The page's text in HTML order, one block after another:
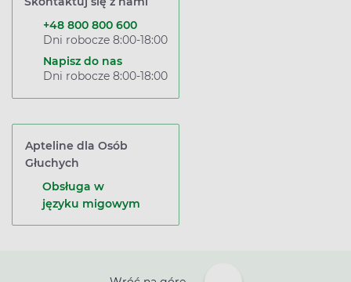
+48 800 800 600
Dni robocze 8:00-18:00
Napisz do nas
Dni robocze 8:00-18:00
Apteline dla Osób
Głuchych
Obsługa w
języku migowym